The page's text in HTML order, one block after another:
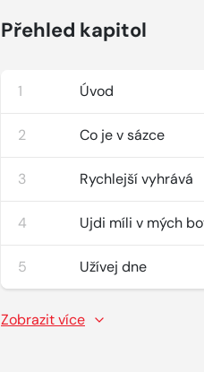
Přehled kapitol
1 Úvod
2 Co je v sázce
3 Rychlejší vyhrává
4 Ujdi míli v mých
5 Užívej dne
Zobrazit více